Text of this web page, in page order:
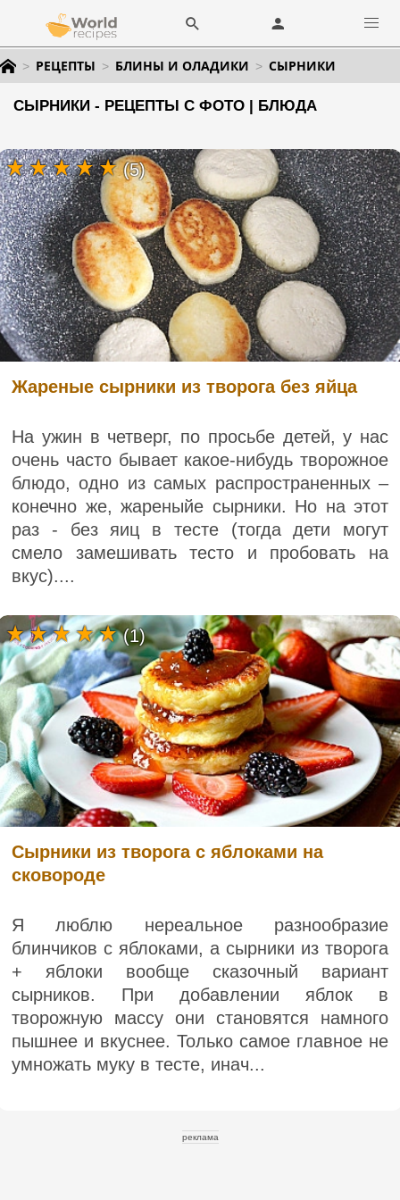
РЕЦЕПТЫ БЛИНЫ И ОЛАДИКИ СЫРНИКИ
СЫРНИКИ - РЕЦЕПТЫ С ФОТО | БЛЮДА
Жареные сырники из творога без яйца
На ужин в четверг, по просьбе детей, у нас
очень часто бывает какое-нибудь творожное
блюдо, одно из самых распространенных –
конечно же, жареныйе сырники. Но на этот
раз - без яиц в тесте (тогда дети могут
смело замешивать тесто и пробовать на
вкус)....
(5)
Сырники из творога с яблоками на
сковороде
Я люблю нереальное разнообразие
блинчиков с яблоками, а сырники из творога
+ яблоки вообще сказочный вариант
сырников. При добавлении яблок в
творожную массу они становятся намного
пышнее и вкуснее. Только самое главное не
умножать муку в тесте, инач...
(1)
реклама